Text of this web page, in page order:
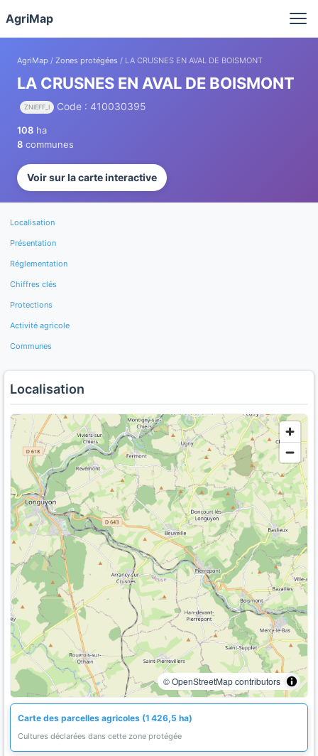
AgriMap
AgriMap / Zones protégées / LA CRUSNES EN AVAL DE BOISMONT
LA CRUSNES EN AVAL DE BOISMONT
ZNIEFF_I Code : 410030395
108 ha
8 communes
Voir sur la carte interactive
Localisation
Présentation
Réglementation
Chiffres clés
Protections
Activité agricole
Communes
Localisation
© OpenStreetMap contributors
Carte des parcelles agricoles (1 426,5 ha)
Cultures déclarées dans cette zone protégée